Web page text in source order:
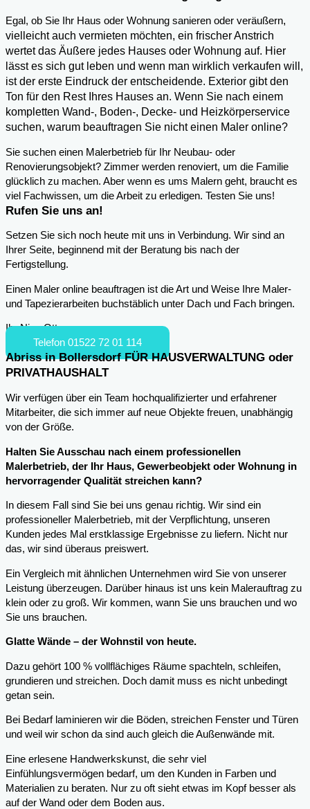
Egal, ob Sie Ihr Haus oder Wohnung sanieren oder veräußern,
vielleicht auch vermieten möchten, ein frischer Anstrich
wertet das Äußere jedes Hauses oder Wohnung auf. Hier
lässt es sich gut leben und wenn man wirklich verkaufen will,
ist der erste Eindruck der entscheidende. Exterior gibt den
Ton für den Rest Ihres Hauses an. Wenn Sie nach einem
kompletten Wand-, Boden-, Decke- und Heizkörperservice
suchen, warum beauftragen Sie nicht einen Maler online?
Sie suchen einen Malerbetrieb für Ihr Neubau- oder
Renovierungsobjekt? Zimmer werden renoviert, um die Familie
glücklich zu machen. Aber wenn es ums Malern geht, braucht es
viel Fachwissen, um die Arbeit zu erledigen. Testen Sie uns!
Rufen Sie uns an!
Setzen Sie sich noch heute mit uns in Verbindung. Wir sind an
Ihrer Seite, beginnend mit der Beratung bis nach der
Fertigstellung.
Einen Maler online beauftragen ist die Art und Weise Ihre Maler-
und Tapezierarbeiten buchstäblich unter Dach und Fach bringen.
Ihr Nico Otto
Telefon 01522 72 01 114
Abriss in Bollersdorf FÜR HAUSVERWALTUNG oder
PRIVATHAUSHALT
Wir verfügen über ein Team hochqualifizierter und erfahrener
Mitarbeiter, die sich immer auf neue Objekte freuen, unabhängig
von der Größe.
Halten Sie Ausschau nach einem professionellen
Malerbetrieb, der Ihr Haus, Gewerbeobjekt oder Wohnung in
hervorragender Qualität streichen kann?
In diesem Fall sind Sie bei uns genau richtig. Wir sind ein
professioneller Malerbetrieb, mit der Verpflichtung, unseren
Kunden jedes Mal erstklassige Ergebnisse zu liefern. Nicht nur
das, wir sind überaus preiswert.
Ein Vergleich mit ähnlichen Unternehmen wird Sie von unserer
Leistung überzeugen. Darüber hinaus ist uns kein Malerauftrag zu
klein oder zu groß. Wir kommen, wann Sie uns brauchen und wo
Sie uns brauchen.
Glatte Wände – der Wohnstil von heute.
Dazu gehört 100 % vollflächiges Räume spachteln, schleifen,
grundieren und streichen. Doch damit muss es nicht unbedingt
getan sein.
Bei Bedarf laminieren wir die Böden, streichen Fenster und Türen
und weil wir schon da sind auch gleich die Außenwände mit.
Eine erlesene Handwerkskunst, die sehr viel
Einfühlungsvermögen bedarf, um den Kunden in Farben und
Materialien zu beraten. Nur zu oft sieht etwas im Kopf besser als
auf der Wand oder dem Boden aus.